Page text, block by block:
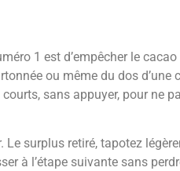
1 est d’empêcher le
ou même du dos d’une
sans appuyer, pour ne
surplus retiré, tapotez
à l’étape suivante sans